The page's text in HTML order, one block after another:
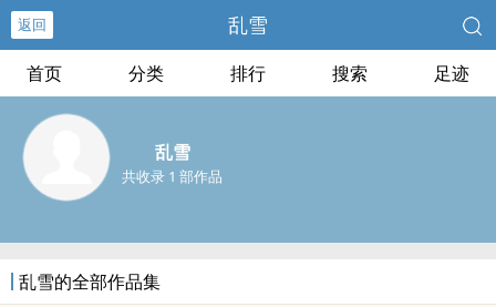
返回 乱雪
首页 分类 排行 搜索 足迹
乱雪
共收录 1 部作品
乱雪的全部作品集